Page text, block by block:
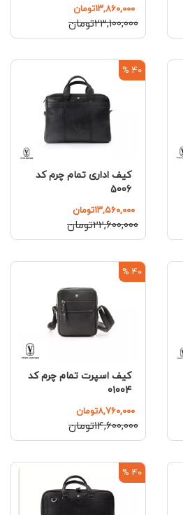
۱۳,۸۶۰,۰۰۰تومان
۲۳,۱۰۰,۰۰۰تومان
40 %
کیف اداری تمام چرم کد
5006
۱۳,۵۶۰,۰۰۰تومان
۲۲,۶۰۰,۰۰۰تومان
40 %
کیف اسپرت تمام چرم کد
01004
۸,۷۶۰,۰۰۰تومان
۱۴,۶۰۰,۰۰۰تومان
40 %